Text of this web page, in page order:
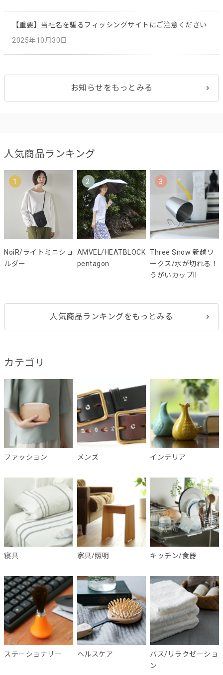
【重要】当社名を騙るフィッシングサイトにご注意ください
2025年10月30日
お知らせをもっとみる
人気商品ランキング
1
NoiR/ライトミニショ
ルダー
2
AMVEL/HEATBLOCK
pentagon
3
Three Snow 新越ワ
ークス/水が切れる！
うがいカップII
人気商品ランキングをもっとみる
カテゴリ
ファッション メンズ インテリア
寝具 家具/照明 キッチン/食器
ステーショナリー ヘルスケア
バス/リラクゼーショ
ン